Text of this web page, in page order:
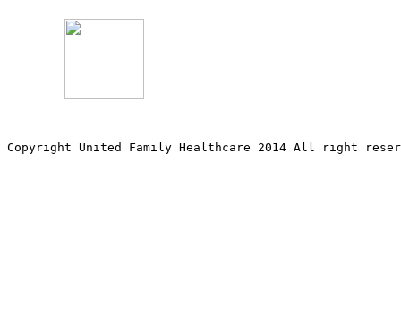
Copyright United Family Healthcare 2014 All right